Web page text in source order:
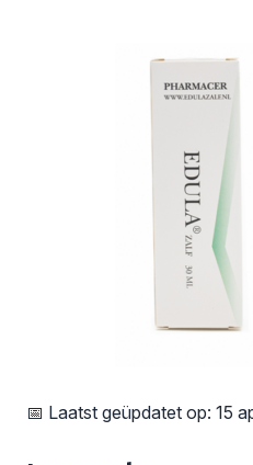
📅 Laatst geüpdatet op: 15